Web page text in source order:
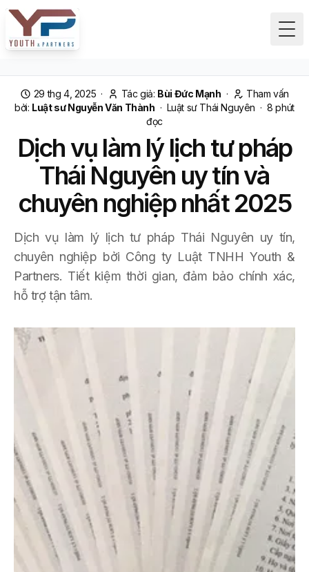
29 thg 4, 2025 · Tác giả: Bùi Đức Mạnh ·
Tham vấn
bởi: Luật sư Nguyễn Văn Thành · Luật sư Thái Nguyên ·8 phút
đọc
Dịch vụ làm lý lịch tư pháp
Thái Nguyên uy tín và
chuyên nghiệp nhất 2025
Dịch vụ làm lý lịch tư pháp Thái Nguyên uy tín,
chuyên nghiệp bởi Công ty Luật TNHH Youth &
Partners. Tiết kiệm thời gian, đảm bảo chính xác,
hỗ trợ tận tâm.